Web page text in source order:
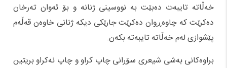
خەڵاتە تایبەت دەبێت بە نووسینی ژنانە و بۆ ئەوان تەرخان
دەکرێت کە چاوەڕوان دەکرێت جارێکی دیکە ژنانی خاوەن قەڵەم
پێشوازی لەم خەڵاتە تایبەتە بکەن.
براوەکانی بەشی شیعری سۆرانی چاپ کراو و چاپ نەکراو بریتین